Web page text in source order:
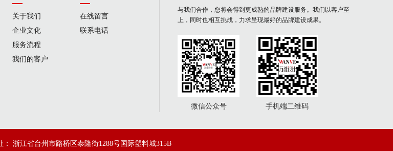
关于我们
企业文化
服务流程
我们的客户
在线留言
联系电话
与我们合作，您将会得到更成熟的品牌建设服务。我们以客户至
上，同时也相互挑战，力求呈现最好的品牌建设成果。
微信公众号 手机端二维码
： 浙江省台州市路桥区泰隆街1288号国际塑料城315B